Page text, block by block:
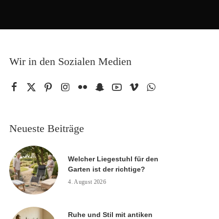
Wir in den Sozialen Medien
Neueste Beiträge
Welcher Liegestuhl für den
Garten ist der richtige?
4. August 2026
Ruhe und Stil mit antiken